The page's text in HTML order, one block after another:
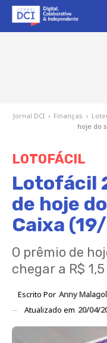
Jornal DCI › Finanças ›
hoje do
LOTOFÁCIL
Lotofácil
de hoje
Caixa
O prêmio de
chegar a R$
Escrito Por Anny
Atualizado em 20/04/